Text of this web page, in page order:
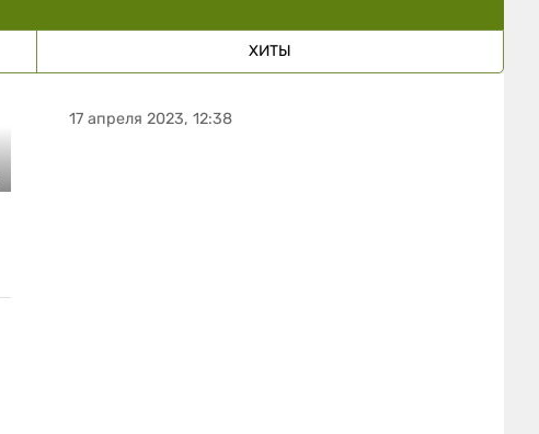
ХИТЫ
17 апреля 2023, 12:38